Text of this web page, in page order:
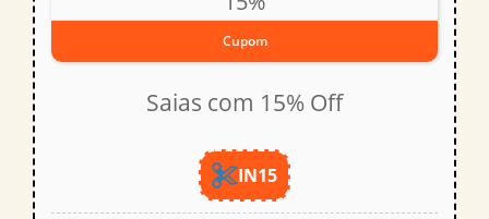
Cupom
Saias com 15% Off
IN15